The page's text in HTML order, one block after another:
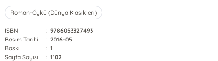
Roman-Öykü (Dünya Klasikleri)
ISBN : 9786053327493
Basım Tarihi
: 2016-05
Baskı
: 1
Sayfa Sayısı
: 1102